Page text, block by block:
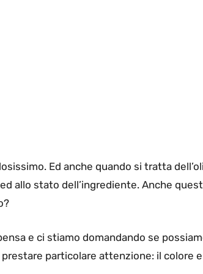
Ed anche quando si tratta
allo stato dell’ingrediente. Anche
e ci stiamo domandando se
particolare attenzione: il colore e